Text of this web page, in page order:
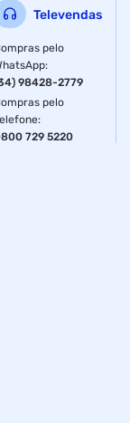
Televendas
pelo
:
98428-2779
pelo
:
729 5220